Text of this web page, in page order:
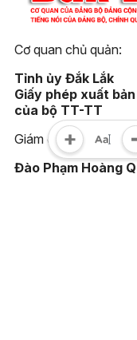
Cơ quan chủ quản:
Tỉnh ủy Đắk Lắk
Giấy phép xuất
của bộ TT-TT
Giám đốc:
Đào Phạm Hoàng